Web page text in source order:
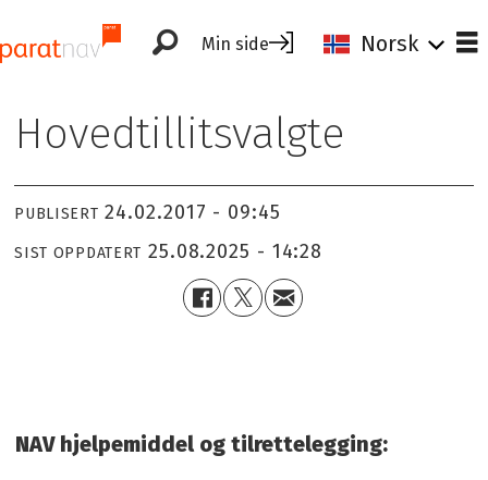
Min side Norsk
Hovedtillitsvalgte
PUBLISERT 24.02.2017 - 09:45
SIST OPPDATERT 25.08.2025 - 14:28
NAV hjelpemiddel og tilrettelegging: